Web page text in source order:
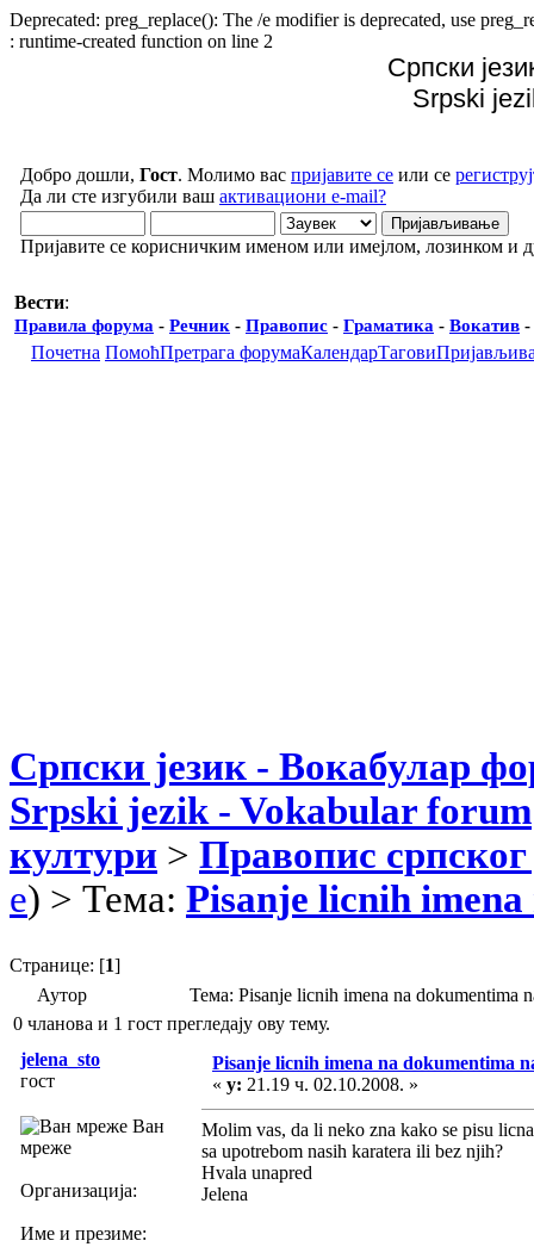
Deprecated: preg_replace(): The /e modifier is deprecated, use
: runtime-created function on line 2
Српски
Srpski
Добро дошли, Гост. Молимо вас пријавите се или се
Да ли сте изгубили ваш активациони e-mail?
Пријавите се корисничким именом или имејлом, лозинком и
Вести:
Правила форума - Речник - Правопис - Граматика - Вокатив -
Почетна ПомоћПретрага форумаКалендарТагови
Српски језик - Вокабулар
Srpski jezik - Vokabular forum
култури > Правопис српског
e) > Тема: Pisanje licnih
Странице: [1]
Аутор
Тема: Pisanje licnih imena na dokumentima
0 чланова и 1 гост прегледају ову тему.
jelena_sto
гост
Ван
мреже
Организација:
Име и презиме:
Pisanje licnih imena na dokumentima
« у: 21.19 ч. 02.10.2008. »
Molim vas, da li neko zna kako se pisu
sa upotrebom nasih karatera ili bez njih?
Hvala unapred
Jelena